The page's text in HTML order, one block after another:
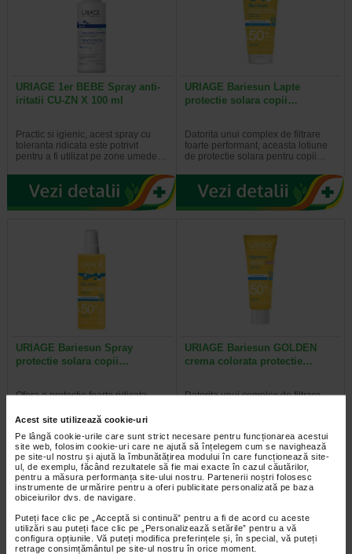
Acest site utilizează cookie-uri
Pe lângă cookie-urile care sunt strict necesare pentru funcționarea acestui
site web, folosim cookie-uri care ne ajută să înțelegem cum se navighează
pe site-ul nostru și ajută la îmbunătățirea modului în care funcționează site-
ul, de exemplu, făcând rezultatele să fie mai exacte în cazul căutărilor,
pentru a măsura performanța site-ului nostru. Partenerii noștri folosesc
instrumente de urmărire pentru a oferi publicitate personalizată pe baza
obiceiurilor dvs. de navigare.
Puteți face clic pe „Acceptă si continuă” pentru a fi de acord cu aceste
utilizări sau puteți face clic pe „Personalizează setările” pentru a vă
configura opțiunile. Vă puteți modifica preferințele și, în special, vă puteți
retrage consimțământul pe site-ul nostru în orice moment.
URIAGE 1er BEBE Spray anti-
iritatii CU-ZN X 100 ml
Practic si igienic, acest spray cu
toleranta ridicata este potrivit
pentru a fi utilizat pe zone umede…
URIAGE Bariesun Lapte
protectie solara copii…
Datorita unui complex de filtrare
foarte performant, aceasta lotiune
de protectie solara pentru copii…
URIAGE Bariesun Spray
protectie solara copii…
Ofera o protectie foarte ridicata
impotriva radicalilor liberi. Cu…
URIAGE Bariesun GOLDEN
crema colorata protectie…
Datorita unui complex de filtrare